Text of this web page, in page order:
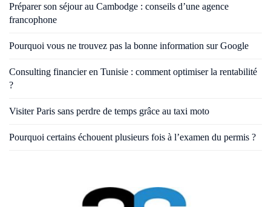
Préparer son séjour au Cambodge : conseils d’une agence
francophone
Pourquoi vous ne trouvez pas la bonne information sur Google
Consulting financier en Tunisie : comment optimiser la rentabilité
?
Visiter Paris sans perdre de temps grâce au taxi moto
Pourquoi certains échouent plusieurs fois à l’examen du permis ?